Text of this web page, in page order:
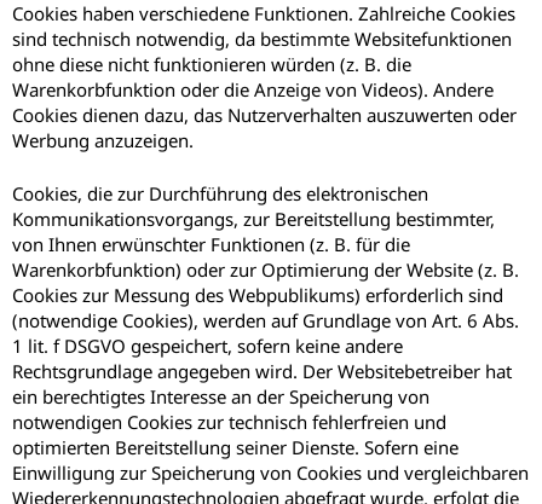
Cookies haben verschiedene Funktionen. Zahlreiche Cookies
sind technisch notwendig, da bestimmte Websitefunktionen
ohne diese nicht funktionieren würden (z. B. die
Warenkorbfunktion oder die Anzeige von Videos). Andere
Cookies dienen dazu, das Nutzerverhalten auszuwerten oder
Werbung anzuzeigen.
Cookies, die zur Durchführung des elektronischen
Kommunikationsvorgangs, zur Bereitstellung bestimmter,
von Ihnen erwünschter Funktionen (z. B. für die
Warenkorbfunktion) oder zur Optimierung der Website (z. B.
Cookies zur Messung des Webpublikums) erforderlich sind
(notwendige Cookies), werden auf Grundlage von Art. 6 Abs.
1 lit. f DSGVO gespeichert, sofern keine andere
Rechtsgrundlage angegeben wird. Der Websitebetreiber hat
ein berechtigtes Interesse an der Speicherung von
notwendigen Cookies zur technisch fehlerfreien und
optimierten Bereitstellung seiner Dienste. Sofern eine
Einwilligung zur Speicherung von Cookies und vergleichbaren
Wiedererkennungstechnologien abgefragt wurde, erfolgt die